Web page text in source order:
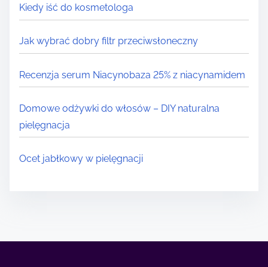
Kiedy iść do kosmetologa
Jak wybrać dobry filtr przeciwsłoneczny
Recenzja serum Niacynobaza 25% z niacynamidem
Domowe odżywki do włosów – DIY naturalna
pielęgnacja
Ocet jabłkowy w pielęgnacji